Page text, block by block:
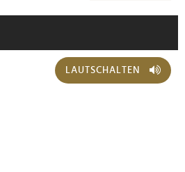
an unsere Partner für
und Analysen weiter. Unsere
möglicherweise mit
LAUTSCHALTEN